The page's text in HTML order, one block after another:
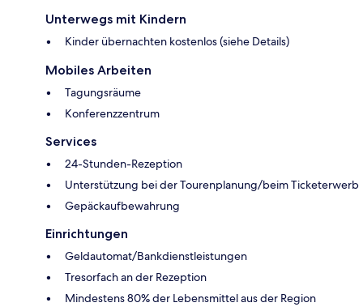
Unterwegs mit Kindern
Kinder übernachten kostenlos (siehe Details)
Mobiles Arbeiten
Tagungsräume
Konferenzzentrum
Services
24-Stunden-Rezeption
Unterstützung bei der Tourenplanung/beim Ticketerwerb
Gepäckaufbewahrung
Einrichtungen
Geldautomat/Bankdienstleistungen
Tresorfach an der Rezeption
Mindestens 80% der Lebensmittel aus der Region